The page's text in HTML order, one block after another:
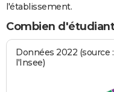
l'établissement.
Combien
Données 2022
l'Insee)